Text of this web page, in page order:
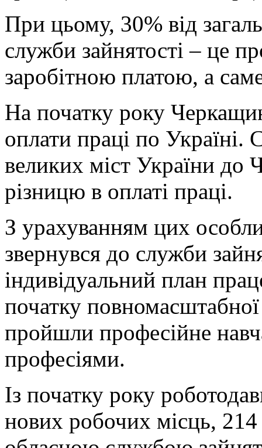
При цьому, 30% від
служби зайнятості – це
заробітною платою, а
На початку року
оплати праці по Україні.
великих міст України до
різницю в оплаті праці.
З урахуванням цих
звернувся до служби
індивідуальний план
початку
пройшли професійне
професіями.
Із початку року
нових робочих місць, 214